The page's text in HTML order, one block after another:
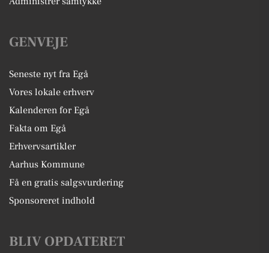
GENVEJE
Seneste nyt fra Egå
Vores lokale erhverv
Kalenderen for Egå
Fakta om Egå
Erhvervsartikler
Aarhus Kommune
Få en gratis salgsvurdering
Sponsoreret indhold
BLIV OPDATERET